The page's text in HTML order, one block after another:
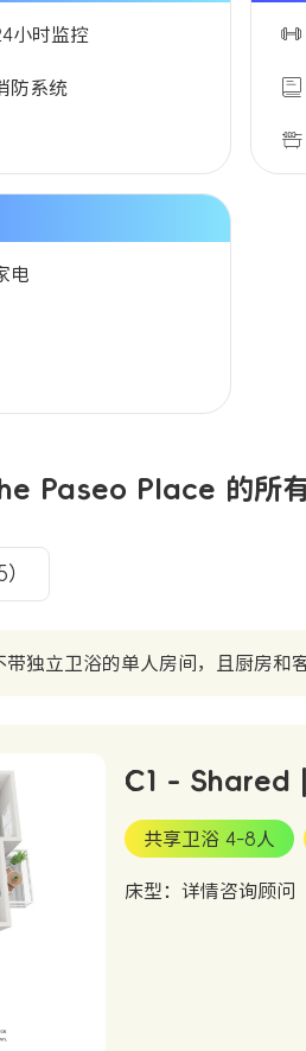
小时监控
防系统
电
Paseo Place 的所
带独立卫浴的单人房间，且厨房和
C1 - Shared
共享卫浴 4-8人
床型：详情咨询顾问